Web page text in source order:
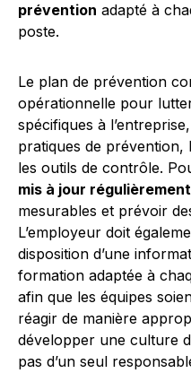
prévention adapté à
poste.
Le plan de prévention
opérationnelle pour
spécifiques à
pratiques de prévention,
les outils de contrôle.
mis à jour régulièrement
mesurables et prévoir
L’employeur doit
disposition d’une
formation adaptée à
afin que les équipes
réagir de manière
développer une culture
pas d’un seul